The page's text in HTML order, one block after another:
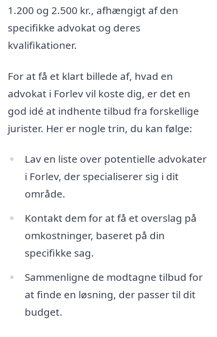
1.200 og 2.500 kr., afhængigt af den
specifikke advokat og deres
kvalifikationer.
For at få et klart billede af, hvad en
advokat i Forlev vil koste dig, er det en
god idé at indhente tilbud fra forskellige
jurister. Her er nogle trin, du kan følge:
Lav en liste over potentielle advokater
i Forlev, der specialiserer sig i dit
område.
Kontakt dem for at få et overslag på
omkostninger, baseret på din
specifikke sag.
Sammenligne de modtagne tilbud for
at finde en løsning, der passer til dit
budget.